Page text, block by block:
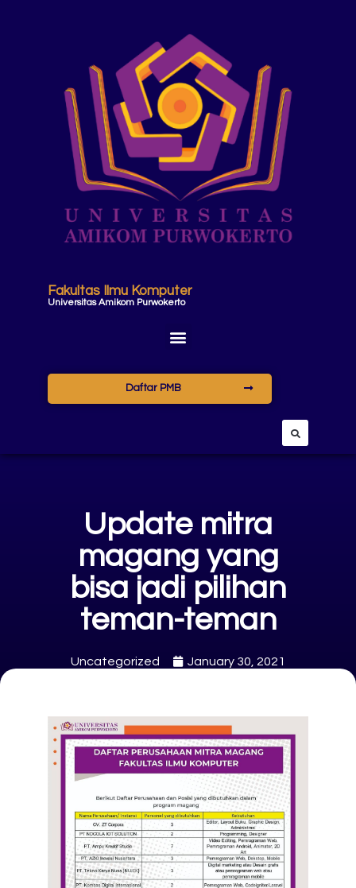
Fakultas Ilmu Komputer
Universitas Amikom Purwokerto
Daftar PMB
Update mitra
magang yang
bisa jadi pilihan
teman-teman
Uncategorized
January 30, 2021